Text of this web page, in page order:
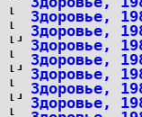
Здоровье,
Здоровье,
Здоровье,
Здоровье,
Здоровье,
Здоровье,
Здоровье,